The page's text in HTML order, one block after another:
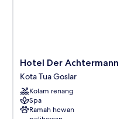
Hotel
Der
Achtermann
Kota
Tua
Goslar
Hotel Der Achtermann
Kota Tua Goslar
Kolam renang
Spa
Ramah hewan